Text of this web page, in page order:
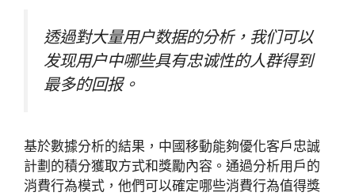
透過對大量用户数据的分析，我们可以
发现用户中哪些具有忠诚性的人群得到
最多的回报。
基於數據分析的結果，中國移動能夠優化客戶忠誠
計劃的積分獲取方式和獎勵內容。通過分析用戶的
消費行為模式，他們可以確定哪些消費行為值得獎